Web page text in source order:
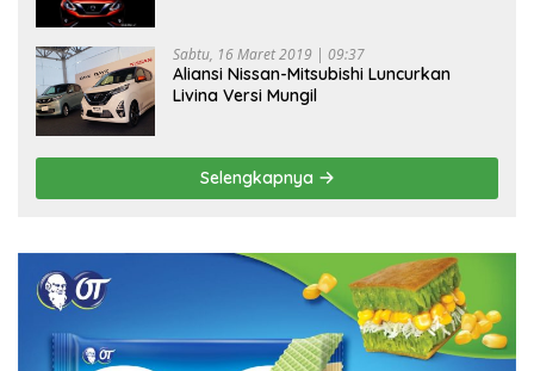
Sabtu, 16 Maret 2019 | 09:37
Aliansi Nissan-Mitsubishi Luncurkan
Livina Versi Mungil
Selengkapnya